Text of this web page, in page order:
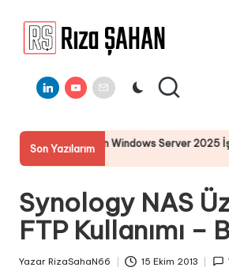
a
Ş
A
H
A
N
Bilgi
Paylaşım
LinkedinYoutube
E-
Mail
Son Yazılarım
Windows Server 2025 İşletim Sistemi
Synology NAS
FTP Kullanımı –
Yazar RizaSahaN66 15 Ekim 2013